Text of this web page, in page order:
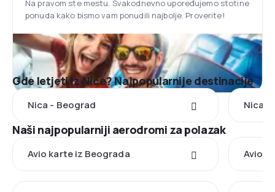
Na pravom ste mestu. Svakodnevno upoređujemo stotine
ponuda kako bismo vam ponudili najbolje. Proverite!
Gde letjeti iz Nice? Najpopularnije destinacije
Nica - Beograd Nica -
Naši najpopularniji aerodromi za polazak
Avio karte iz Beograda Avio